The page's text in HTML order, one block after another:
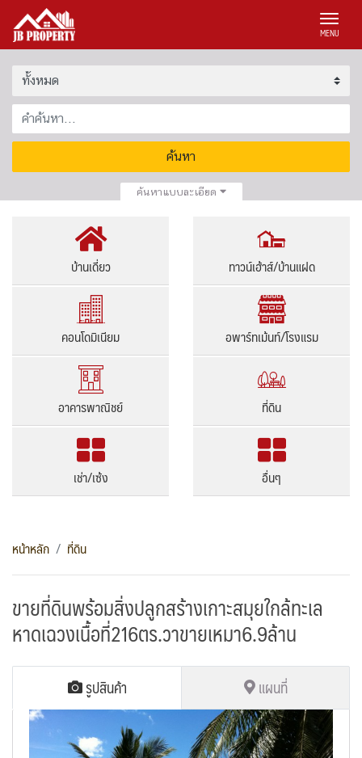
MENU
ค้นหา
ค้นหาแบบละเอียด
บ้านเดี่ยว ทาวน์เฮ้าส์/บ้านแฝด
คอนโดมิเนียม อพาร์ทเม้นท์/โรงแรม
อาคารพาณิชย์ ที่ดิน
เช่า/เซ้ง อื่นๆ
หน้าหลัก ที่ดิน
ขายที่ดินพร้อมสิ่งปลูกสร้างเกาะสมุยใกล้ทะเล
หาดเฉวงเนื้อที่216ตร.วาขายเหมา6.9ล้าน
รูปสินค้า แผนที่